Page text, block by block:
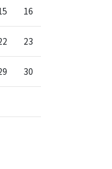
16
23
30